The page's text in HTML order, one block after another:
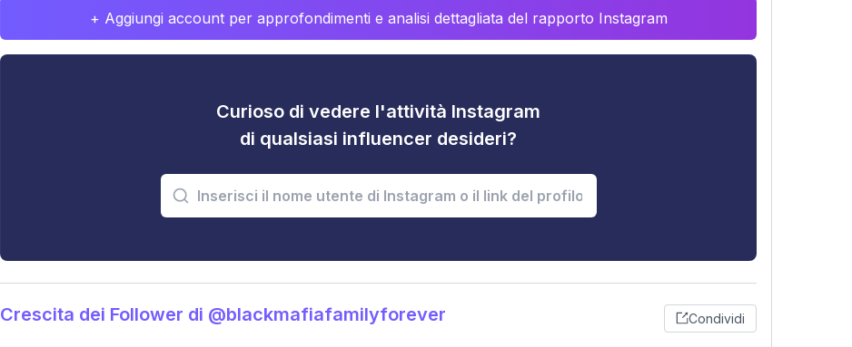
+ Aggiungi account per approfondimenti e analisi dettagliata del rapporto Instagram
Curioso di vedere l'attività Instagram
di qualsiasi influencer desideri?
Crescita dei Follower di @blackmafiafamilyforever Condividi